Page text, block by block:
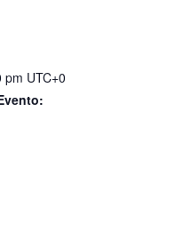
pm UTC+0